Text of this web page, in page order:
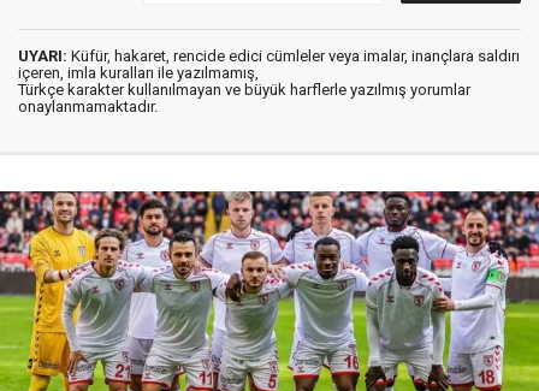
UYARI: Küfür, hakaret, rencide edici cümleler veya imalar, inançlara saldırı
içeren, imla kuralları ile yazılmamış,
Türkçe karakter kullanılmayan ve büyük harflerle yazılmış yorumlar
onaylanmamaktadır.